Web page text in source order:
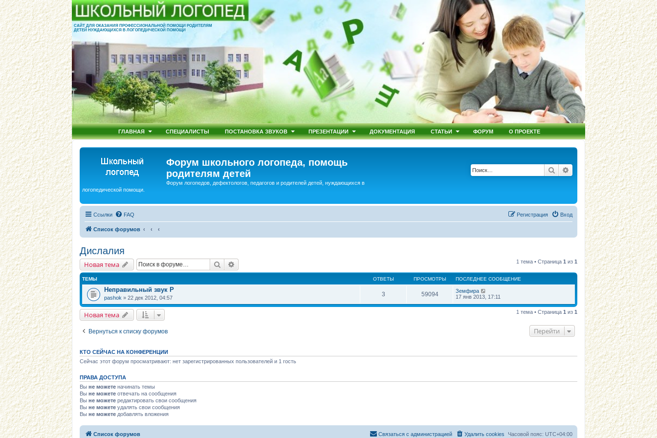
САЙТ ДЛЯ ОКАЗАНИЯ ПРОФЕССИОНАЛЬНОЙ ПОМОЩИ РОДИТЕЛЯМ
ДЕТЕЙ НУЖДАЮЩИХСЯ В ЛОГОПЕДИЧЕСКОЙ ПОМОЩИ
ГЛАВНАЯ СПЕЦИАЛИСТЫ ПОСТАНОВКА ЗВУКОВ ПРЕЗЕНТАЦИИ ДОКУМЕНТАЦИЯ СТАТЬИ ФОРУМ О ПРОЕКТЕ
Форум школьного логопеда, помощь
родителям детей
Форум логопедов, дефектологов, педагогов и родителей детей, нуждающихся в
логопедической помощи.
Поиск Расширенный поиск
Ссылки FAQ Вход
Регистрация
Список форумов
Дислалия
Новая тема Поиск 1 тема • Страница 1 из 1
ТЕМЫ ОТВЕТЫ ПРОСМОТРЫ ПОСЛЕДНЕЕ СООБЩЕНИЕ
Неправильный звук Р
pashok » 22 дек 2012, 04:57
3 59094
Земфира
17 янв 2013, 17:11
Новая тема 1 тема • Страница 1 из 1
Вернуться к списку форумов Перейти
КТО СЕЙЧАС НА КОНФЕРЕНЦИИ
Сейчас этот форум просматривают: нет зарегистрированных пользователей и 1 гость
ПРАВА ДОСТУПА
Вы не можете начинать темы
Вы не можете отвечать на сообщения
Вы не можете редактировать свои сообщения
Вы не можете удалять свои сообщения
Вы не можете добавлять вложения
Список форумов Часовой пояс: UTC+04:00
Удалить cookies
Связаться с администрацией